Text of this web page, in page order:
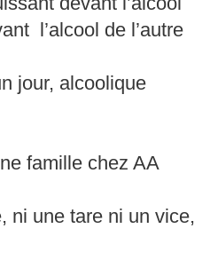
l’alcool de l’autre
jour, alcoolique
famille chez AA
ni une tare ni un vice,